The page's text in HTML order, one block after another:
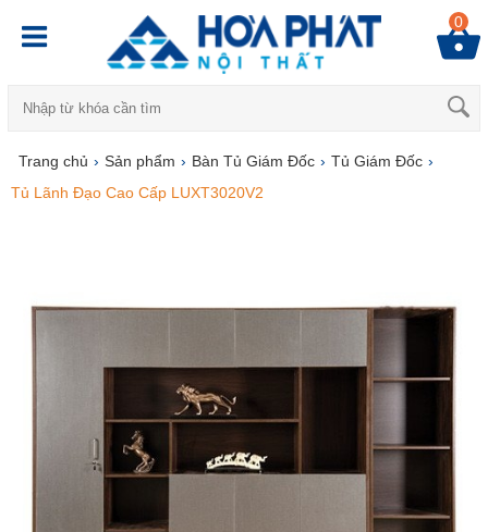
0
Trang chủ › Sản phẩm › Bàn Tủ Giám Đốc › Tủ Giám Đốc ›
Tủ Lãnh Đạo Cao Cấp LUXT3020V2